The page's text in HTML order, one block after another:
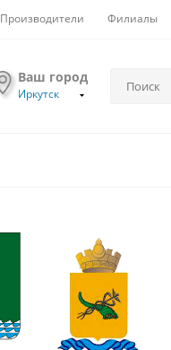
Производители Филиалы
Ваш город
Иркутск